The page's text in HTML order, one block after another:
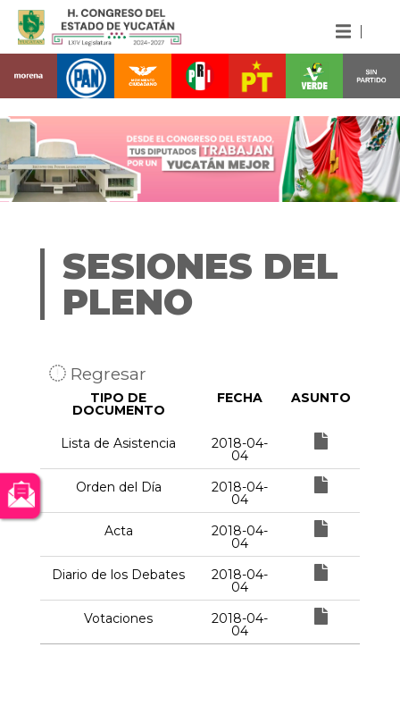
SESIONES DEL
PLENO
Regresar
TIPO DE
DOCUMENTO
FECHA ASUNTO
Lista de Asistencia 2018-04-
04
Orden del Día
2018-04-
04
Acta
2018-04-
04
Diario de los Debates
2018-04-
04
Votaciones
2018-04-
04